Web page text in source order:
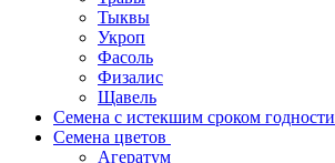
Тыквы
Укроп
Фасоль
Физалис
Щавель
Семена с истекшим сроком годности
Семена цветов
Агератум